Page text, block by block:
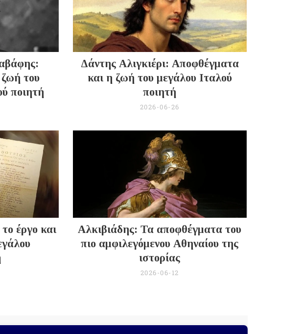
του
ποιητή
Δάντης Αλιγκιέρι: Αποφθέγματα
και η ζωή του μεγάλου Ιταλού
ποιητή
2026-06-26
έργο και
Αλκιβιάδης: Τα αποφθέγματα του
πιο αμφιλεγόμενου Αθηναίου της
ιστορίας
2026-06-12